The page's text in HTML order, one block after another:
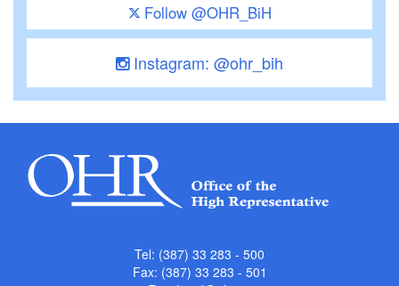
Follow @OHR_BiH
Instagram: @ohr_bih
Tel: (387) 33 283 - 500
Fax: (387) 33 283 - 501